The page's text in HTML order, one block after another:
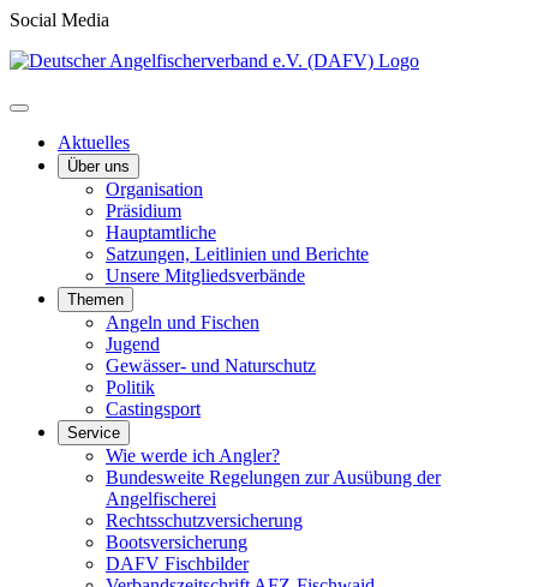
Social Media
Aktuelles
Über uns
Organisation
Präsidium
Hauptamtliche
Satzungen, Leitlinien und Berichte
Unsere Mitgliedsverbände
Themen
Angeln und Fischen
Jugend
Gewässer- und Naturschutz
Politik
Castingsport
Service
Wie werde ich Angler?
Bundesweite Regelungen zur Ausübung der
Angelfischerei
Rechtsschutzversicherung
Bootsversicherung
DAFV Fischbilder